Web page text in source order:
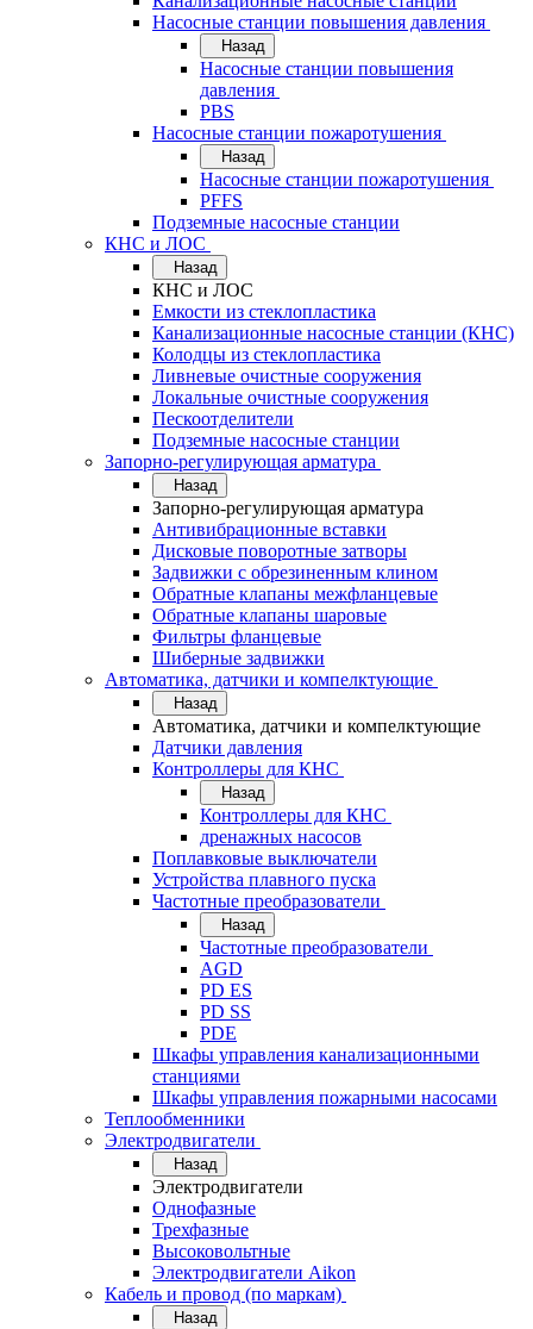
Насосные станции повышения давления
Назад
Насосные станции повышения
давления
PBS
Насосные станции пожаротушения
Назад
Насосные станции пожаротушения
PFFS
Подземные насосные станции
КНС и ЛОС
Назад
КНС и ЛОС
Емкости из стеклопластика
Канализационные насосные станции (КНС)
Колодцы из стеклопластика
Ливневые очистные сооружения
Локальные очистные сооружения
Пескоотделители
Подземные насосные станции
Запорно-регулирующая арматура
Назад
Запорно-регулирующая арматура
Антивибрационные вставки
Дисковые поворотные затворы
Задвижки с обрезиненным клином
Обратные клапаны межфланцевые
Обратные клапаны шаровые
Фильтры фланцевые
Шиберные задвижки
Автоматика, датчики и компелктующие
Назад
Автоматика, датчики и компелктующие
Датчики давления
Контроллеры для КНС
Назад
Контроллеры для КНС
дренажных насосов
Поплавковые выключатели
Устройства плавного пуска
Частотные преобразователи
Назад
Частотные преобразователи
AGD
PD ES
PD SS
PDE
Шкафы управления канализационными
станциями
Шкафы управления пожарными насосами
Теплообменники
Электродвигатели
Назад
Электродвигатели
Однофазные
Трехфазные
Высоковольтные
Электродвигатели Aikon
Кабель и провод (по маркам)
Назад